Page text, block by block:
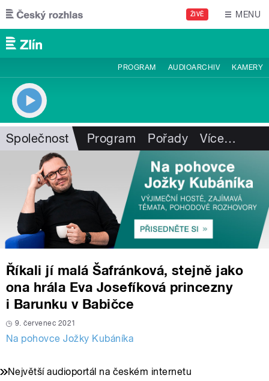
Přejít k hlavnímu obsahu
ŽIVĚ MENU
PROGRAM AUDIOARCHIV KAMERY
Společnost Program Pořady Více…
Říkali jí malá Šafránková, stejně jako
ona hrála Eva Josefíková princezny
i Barunku v Babičce
9. červenec 2021
Na pohovce Jožky Kubáníka
Největší audioportál na českém internetu